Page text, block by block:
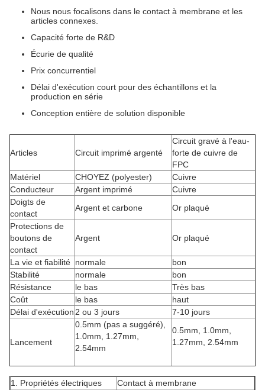
Nous nous focalisons dans le contact à membrane et les
articles connexes.
Capacité forte de R&D
Écurie de qualité
Prix concurrentiel
Délai d'exécution court pour des échantillons et la
production en série
Conception entière de solution disponible
Articles Circuit imprimé argenté
Circuit gravé à l'eau-
forte de cuivre de
FPC
Matériel
CHOYEZ (polyester)
Cuivre
Conducteur
Argent imprimé
Cuivre
Doigts de
contact
Argent et carbone
Or plaqué
Protections de
boutons de
contact
Argent Or plaqué
La vie et fiabilité normale
bon
Stabilité
normale
bon
Résistance
le bas
Très bas
Coût
le bas
haut
Délai d'exécution 2 ou 3 jours 7-10 jours
Lancement
0.5mm (pas a suggéré),
1.0mm, 1.27mm,
2.54mm
0.5mm, 1.0mm,
1.27mm, 2.54mm
1. Propriétés électriques
Contact à membrane